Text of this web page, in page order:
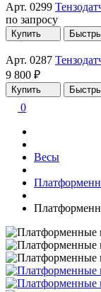
Арт. 0299
по запросу
Купить
Арт. 0287
9 800 ₽
Купить
0
Весы